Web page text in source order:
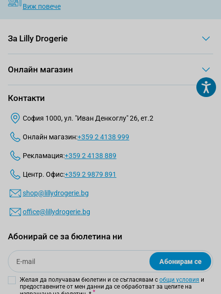
Виж повече
За Lilly Drogerie
Онлайн магазин
Контакти
София 1000, ул. "Иван Денкоглу" 26, ет.2
Онлайн магазин:+359 2 4138 999
Рекламация:+359 2 4138 889
Центр. Офис:+359 2 9879 891
shop@lillydrogerie.bg
office@lillydrogerie.bg
Абонирай се за бюлетина ни
Email
Абонирам се
Желая да получавам бюлетин и се съгласявам с общи условия и
предоставените от мен данни да се обработват за целите на